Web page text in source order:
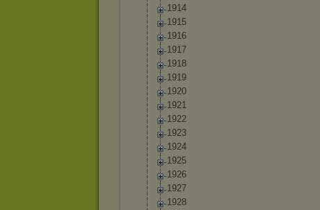
1914
1915
1916
1917
1918
1919
1920
1921
1922
1923
1924
1925
1926
1927
1928